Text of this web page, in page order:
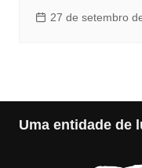
27 de setembro
Uma entidade de